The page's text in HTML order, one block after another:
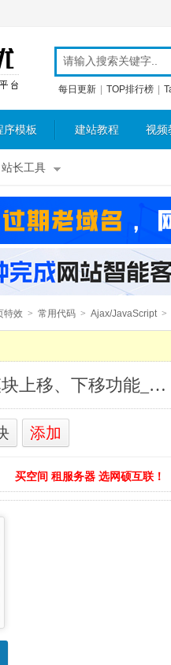
每日更新 TOP排行榜
序模板 建站教程 视频
站长工具
特效 > 常用代码 > Ajax/JavaScript >
js模仿google265导航模块上移、下移功能_Ajax/JavaScript
添加
买空间 租服务器 选网硕互联！